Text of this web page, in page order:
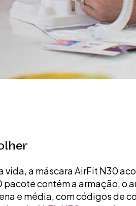
vida, a máscara AirFit N30
contém a armação, o
e média, com códigos de